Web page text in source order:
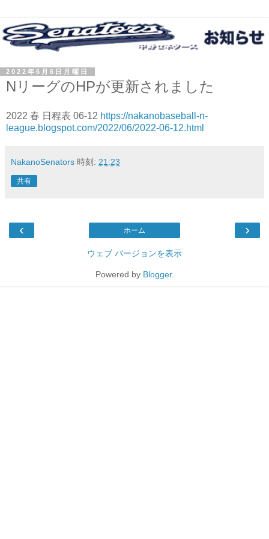
2022年6月6日月曜日
NリーグのHPが更新されました
2022 春 日程表 06-12 https://nakanobaseball-n-
league.blogspot.com/2022/06/2022-06-12.html
NakanoSenators 時刻: 21:23
共有
‹ ›
ホーム
ウェブ バージョンを表示
Powered by Blogger.